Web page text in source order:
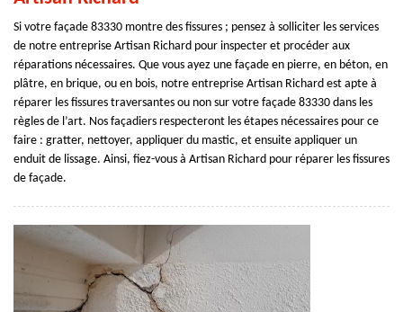
Si votre façade 83330 montre des fissures ; pensez à solliciter les services
de notre entreprise Artisan Richard pour inspecter et procéder aux
réparations nécessaires. Que vous ayez une façade en pierre, en béton, en
plâtre, en brique, ou en bois, notre entreprise Artisan Richard est apte à
réparer les fissures traversantes ou non sur votre façade 83330 dans les
règles de l’art. Nos façadiers respecteront les étapes nécessaires pour ce
faire : gratter, nettoyer, appliquer du mastic, et ensuite appliquer un
enduit de lissage. Ainsi, fiez-vous à Artisan Richard pour réparer les fissures
de façade.